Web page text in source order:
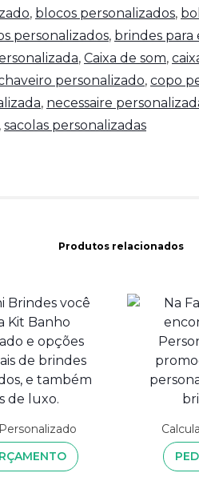
, blocos personalizados,
personalizados, brindes para
, Caixa de som,
personalizado, copo
, necessaire
, sacolas personalizadas
Produtos relacionados